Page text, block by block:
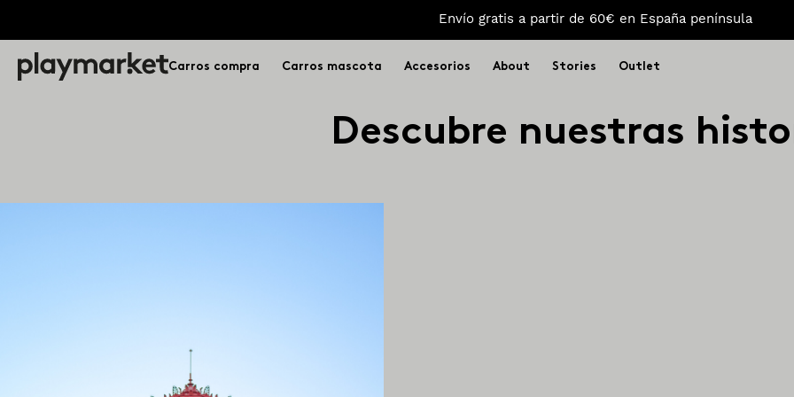
Envío gratis a partir de 60€ en España península
Carros compra Carros mascota Accesorios About Stories Outlet
Descubre nuestras